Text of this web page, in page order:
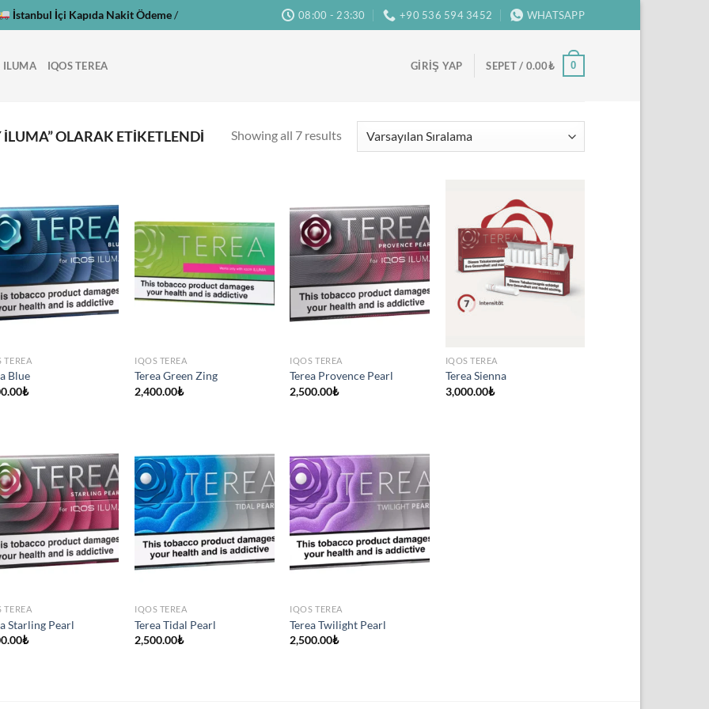
İstanbul İçi Kapıda Nakit Ödeme/ 08:00 - 23:30 +90 536 594 3452 WHATSAPP
ILUMA IQOS TEREA GIRIŞ YAP SEPET / 0.00₺ 0
OLARAK ETIKETLENDI Showing all 7 results
TEREA
Blue
₺
IQOS TEREA
Terea Green Zing
2,400.00₺
IQOS TEREA
Terea Provence Pearl
2,500.00₺
IQOS TEREA
Terea Sienna
3,000.00₺
TEREA
Starling Pearl
₺
IQOS TEREA
Terea Tidal Pearl
2,500.00₺
IQOS TEREA
Terea Twilight Pearl
2,500.00₺